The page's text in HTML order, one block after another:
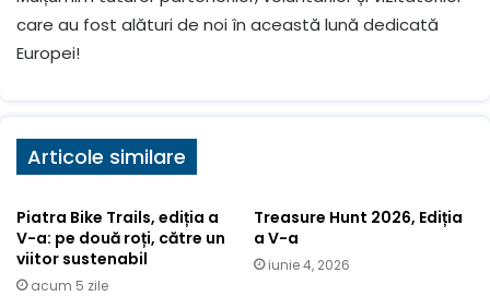
care au fost alături de noi în această lună dedicată
Europei!
Articole similare
Piatra Bike Trails, ediția a
V-a: pe două roți, către un
viitor sustenabil
acum 5 zile
Treasure Hunt 2026, Ediția
a V-a
iunie 4, 2026